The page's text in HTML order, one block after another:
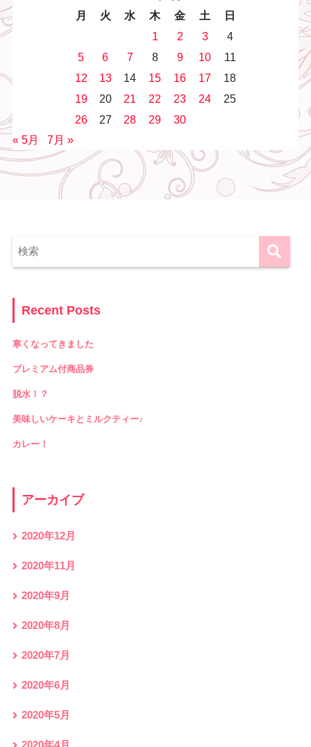
月
火 水 木 金 土
日
1
2 3
4
5
6 7 8 9 10
11
12
13 14 15 16 17
18
19
20 21 22 23 24
25
26
27 28 29
30
« 5月
7月 »
Recent Posts
寒くなってきました
プレミアム付商品券
脱水！？
美味しいケーキとミルクティー♪
カレー！
アーカイブ
2020年12月
2020年11月
2020年9月
2020年8月
2020年7月
2020年6月
2020年5月